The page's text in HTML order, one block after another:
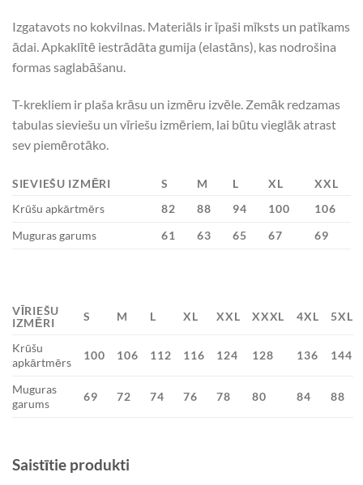
Izgatavots no kokvilnas. Materiāls ir īpaši mīksts un patīkams
ādai. Apkaklītē iestrādāta gumija (elastāns), kas nodrošina
formas saglabāšanu.
T-krekliem ir plaša krāsu un izmēru izvēle. Zemāk redzamas
tabulas sieviešu un vīriešu izmēriem, lai būtu vieglāk atrast
sev piemērotāko.
SIEVIEŠU IZMĒRI S M L XL
XXL
Krūšu apkārtmērs
82 88 94 100
106
Muguras garums
61 63 65 67 69
VĪRIEŠU
IZMĒRI
S M L XL XXL XXXL 4XL 5XL
Krūšu
apkārtmērs
100 106 112 116 124 128 136 144
Muguras
garums
69 72 74 76 78 80 84 88
Saistītie produkti